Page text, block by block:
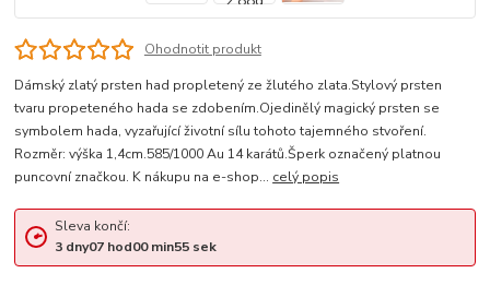
Ohodnotit produkt
Dámský zlatý prsten had propletený ze žlutého zlata.Stylový prsten
tvaru propeteného hada se zdobením.Ojedinělý magický prsten se
symbolem hada, vyzařující životní sílu tohoto tajemného stvoření.
Rozměr: výška 1,4cm.585/1000 Au 14 karátů.Šperk označený platnou
puncovní značkou. K nákupu na e-shop... celý popis
Sleva končí:
3 dny07hod00min55sek